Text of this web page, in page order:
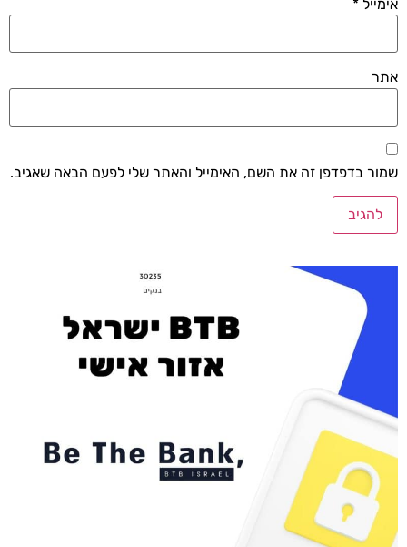
אימייל *
אתר
שמור בדפדפן זה את השם, האימייל והאתר שלי לפעם הבאה שאגיב.